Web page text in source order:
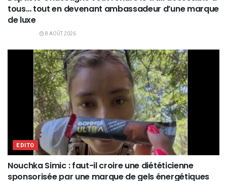
tous… tout en devenant ambassadeur d’une marque
de luxe
8 AOÛT 2026
EDITO
Nouchka Simic : faut-il croire une diététicienne
sponsorisée par une marque de gels énergétiques